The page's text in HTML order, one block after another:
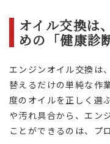
オイル交換は
めの「健康診
エンジンオイル交換は
替えるだけの単純な作
度のオイルを正しく選
や汚れ具合から、エン
ことができるのは、プ